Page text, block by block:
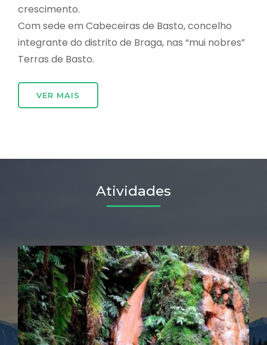
crescimento.
Com sede em Cabeceiras de Basto, concelho
integrante do distrito de Braga, nas “mui nobres”
Terras de Basto.
VER MAIS
Atividades